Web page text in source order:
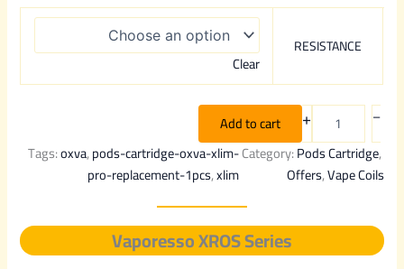
RESISTANCE
Clear
–
+
Add to cart
Category:Pods Cartridge,
Offers, Vape Coils
Tags:oxva, pods-cartridge-oxva-xlim-
pro-replacement-1pcs, xlim
Vaporesso XROS Series